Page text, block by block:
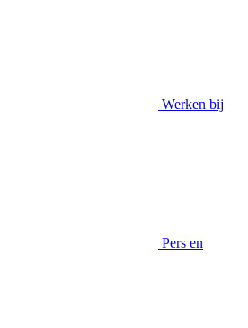
Werken bij
Pers en